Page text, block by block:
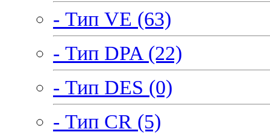
- Тип VE (63)
- Тип DPA (22)
- Тип DES (0)
- Тип CR (5)